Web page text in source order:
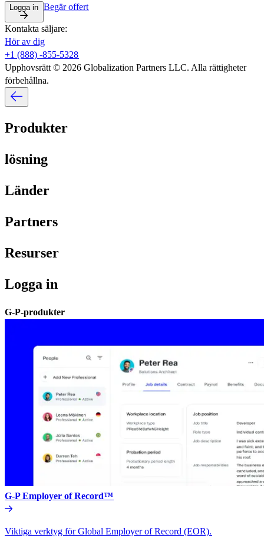
Logga in​​ Begär offert​​
Kontakta säljare:​​
Hör av dig​​
+1 (888) -855-5328​​
Upphovsrätt © 2026 Globalization Partners LLC. Alla rättigheter
förbehållna.​​
Produkter​​
lösning​​
Länder​​
Partners​​
Resurser​​
Logga in​​
G-P-produkter​​
G-P Employer of Record™​​
Viktiga verktyg för Global Employer of Record (EOR).​​